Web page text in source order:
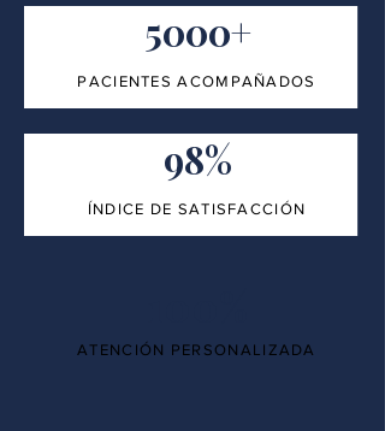
5000+
PACIENTES ACOMPAÑADOS
98%
ÍNDICE DE SATISFACCIÓN
ATENCIÓN PERSONALIZADA